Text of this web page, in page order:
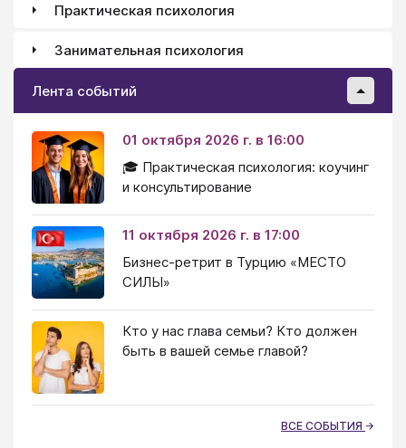
Практическая психология
Занимательная психология
Лента событий
01 октября 2026 г. в 16:00
🎓 Практическая психология: коучинг
и консультирование
11 октября 2026 г. в 17:00
Бизнес-ретрит в Турцию «МЕСТО
СИЛЫ»
Кто у нас глава семьи? Кто должен
быть в вашей семье главой?
ВСЕ СОБЫТИЯ